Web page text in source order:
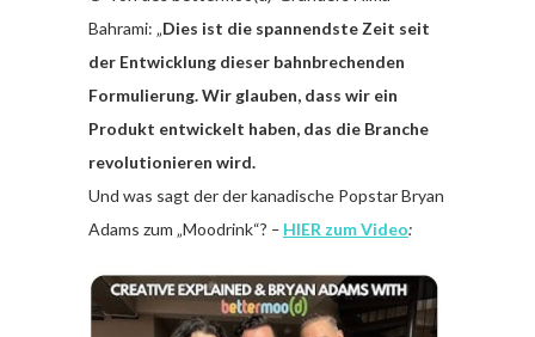
Bahrami: „Dies ist die spannendste Zeit seit
der Entwicklung dieser bahnbrechenden
Formulierung. Wir glauben, dass wir ein
Produkt entwickelt haben, das die Branche
revolutionieren wird.
Und was sagt der der kanadische Popstar Bryan
Adams zum „Moodrink“? – HIER zum Video: